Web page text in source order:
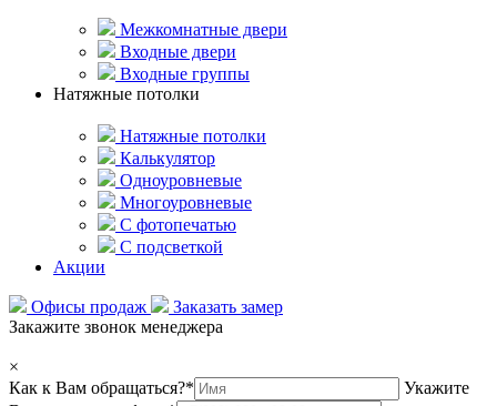
Межкомнатные двери
Входные двери
Входные группы
Натяжные потолки
Натяжные потолки
Калькулятор
Одноуровневые
Многоуровневые
С фотопечатью
С подсветкой
Акции
Офисы продаж
Заказать замер
Закажите звонок менеджера
×
Как к Вам обращаться?*
Укажите